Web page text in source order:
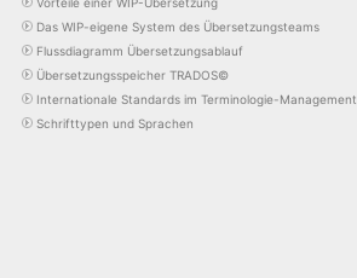
Das WIP-eigene System des Übersetzungsteams
Flussdiagramm Übersetzungsablauf
Übersetzungsspeicher TRADOS©
Internationale Standards im Terminologie-Management
Schrifttypen und Sprachen